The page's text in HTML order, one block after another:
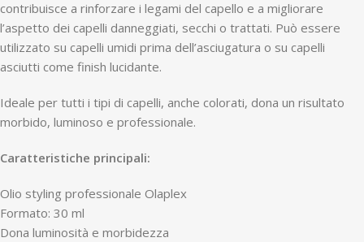
contribuisce a rinforzare i legami del capello e a migliorare
l’aspetto dei capelli danneggiati, secchi o trattati. Può essere
utilizzato su capelli umidi prima dell’asciugatura o su capelli
asciutti come finish lucidante.
Ideale per tutti i tipi di capelli, anche colorati, dona un risultato
morbido, luminoso e professionale.
Caratteristiche principali:
Olio styling professionale Olaplex
Formato: 30 ml
Dona luminosità e morbidezza